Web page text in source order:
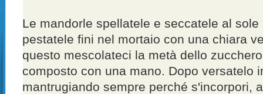
Le mandorle spellatele e seccatele al
pestatele fini nel mortaio con una chiara
questo mescolateci la metà dello
composto con una mano. Dopo versatelo
mantrugiando sempre perché s'incorpori,